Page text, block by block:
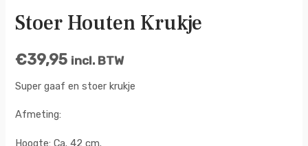
Stoer Houten Krukje
€39,95 incl. BTW
Super gaaf en stoer krukje
Afmeting:
Hoogte: Ca. 42 cm.